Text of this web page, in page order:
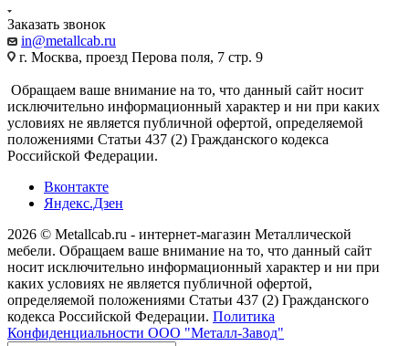
Заказать звонок
in@metallcab.ru
г. Москва, проезд Перова поля, 7 стр. 9
Обращаем ваше внимание на то, что данный сайт носит
исключительно информационный характер и ни при каких
условиях не является публичной офертой, определяемой
положениями Статьи 437 (2) Гражданского кодекса
Российской Федерации.
Вконтакте
Яндекс.Дзен
2026 © Metallcab.ru - интернет-магазин Металлической
мебели. Обращаем ваше внимание на то, что данный сайт
носит исключительно информационный характер и ни при
каких условиях не является публичной офертой,
определяемой положениями Статьи 437 (2) Гражданского
кодекса Российской Федерации. Политика
Конфиденциальности ООО "Металл-Завод"